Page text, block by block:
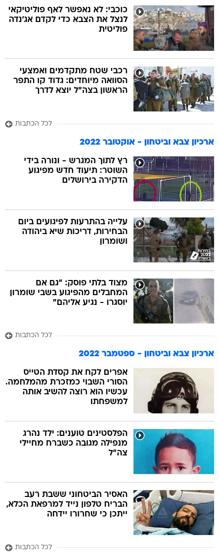
כוכבי: לא נאפשר לאף פוליטיקאי
לנצל את הצבא כדי לקדם אג'נדה
פוליטית
רכבי שטח מתקדמים ואמצעי
הסוואה מיוחדים: גדוד קו התפר
הראשון בצה"ל יוצא לדרך
לכל הכתבות
ארכיון צבא וביטחון - אוקטובר 2022
רץ לתוך המגרש - ונורה בידי
השוטר: תיעוד חדש מפיגוע
הדקירה בירושלים
עלייה בהתרעות לפיגועים ביום
הבחירות, דריכות שיא ביהודה
ושומרון
מצוד בלתי פוסק: "גם אם
המחבלים מהפיגוע בשבי שומרון
יוסגרו - נגיע אליהם"
לכל הכתבות
ארכיון צבא וביטחון - ספטמבר 2022
אפרים לקח את קסדת הטייס
הסורי השבוי כמזכרת מהמלחמה.
עכשיו הוא רוצה להשיב אותה
למשפחתו
הפלסטינים טוענים: ילד נהרג
מנפילה מגובה כשברח מחיילי
צה"ל
האסיר הביטחוני ששבת רעב
הבריח טלפון נייד למרפאת הכלא,
ייתכן כי שחרורו יידחה
לכל הכתבות